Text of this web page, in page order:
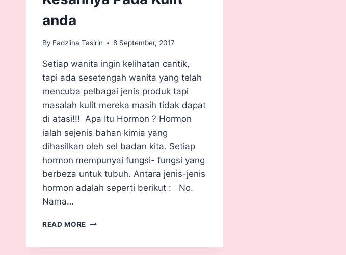
anda
By Fadzlina Tasirin 8 September, 2017
Setiap wanita ingin kelihatan cantik,
tapi ada sesetengah wanita yang telah
mencuba pelbagai jenis produk tapi
masalah kulit mereka masih tidak dapat
di atasi!!! Apa Itu Hormon ? Hormon
ialah sejenis bahan kimia yang
dihasilkan oleh sel badan kita. Setiap
hormon mempunyai fungsi- fungsi yang
berbeza untuk tubuh. Antara jenis-jenis
hormon adalah seperti berikut : No.
Nama…
READ MORE